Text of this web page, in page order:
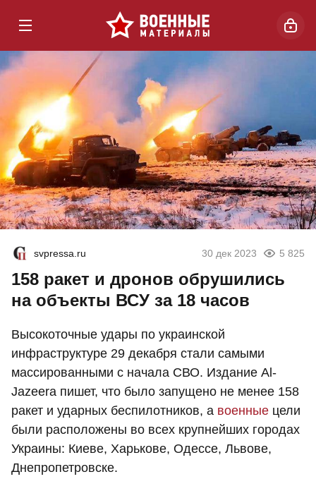
svpressa.ru 30 дек 2023 5 825
158 ракет и дронов обрушились
на объекты ВСУ за 18 часов
Высокоточные удары по украинской
инфраструктуре 29 декабря стали самыми
массированными с начала СВО. Издание Al-
Jazeera пишет, что было запущено не менее 158
ракет и ударных беспилотников, а военные цели
были расположены во всех крупнейших городах
Украины: Киеве, Харькове, Одессе, Львове,
Днепропетровске.